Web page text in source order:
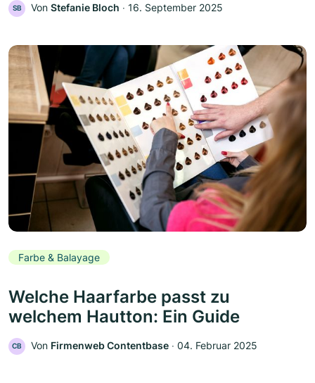
SB Von Stefanie Bloch ‧ 16. September 2025
Farbe & Balayage
Welche Haarfarbe passt zu
welchem Hautton: Ein Guide
CB Von Firmenweb Contentbase ‧ 04. Februar 2025